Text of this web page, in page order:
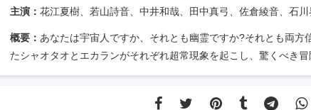
主演： 花江夏樹、若山詩音、中井和哉、田中真弓、佐倉綾音、石川
概要： あなたは宇宙人ですか、それとも幽霊ですか?それとも両
たシャオタオとエカランがそれぞれ超常現象を起こし、驚くべき冒